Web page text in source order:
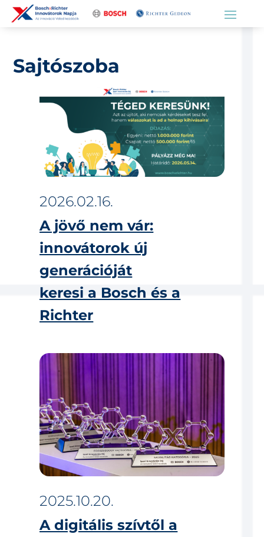
Sajtószoba
2026.02.16.
A jövő nem vár:
innovátorok új
generációját
keresi a Bosch és a
Richter
2025.10.20.
A digitális szívtől a